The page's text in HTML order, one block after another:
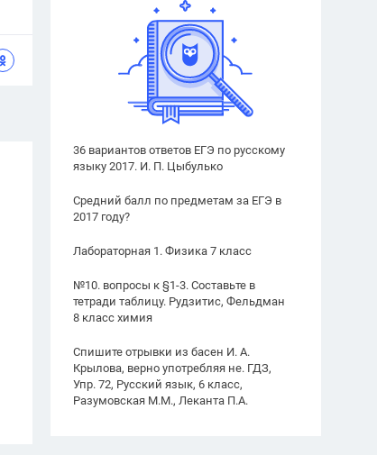
36 вариантов ответов ЕГЭ по русскому
языку 2017. И. П. Цыбулько
Средний балл по предметам за ЕГЭ в
2017 году?
Лабораторная 1. Физика 7 класс
№10. вопросы к §1-3. Составьте в
тетради таблицу. Рудзитис, Фельдман
8 класс химия
Спишите отрывки из басен И. А.
Крылова, верно употребляя не. ГДЗ,
Упр. 72, Русский язык, 6 класс,
Разумовская М.М., Леканта П.А.